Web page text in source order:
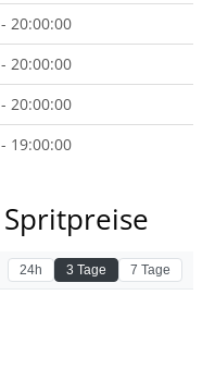
20:00:00
20:00:00
20:00:00
19:00:00